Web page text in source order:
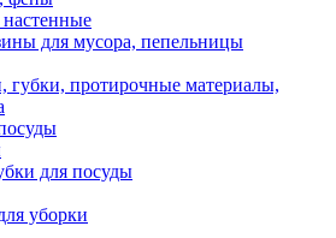
для мусора, пепельницы
губки, протирочные материалы,
для посуды
уборки